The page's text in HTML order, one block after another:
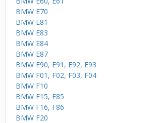
BMW E70
BMW E81
BMW E83
BMW E84
BMW E87
BMW E90, E91, E92, E93
BMW F01, F02, F03, F04
BMW F10
BMW F15, F85
BMW F16, F86
BMW F20